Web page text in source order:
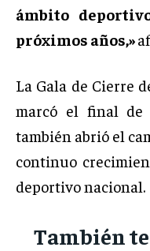
ámbito
próximos años,»
La Gala de Cierre
marcó el final de
también abrió el
continuo
deportivo nacional.
También